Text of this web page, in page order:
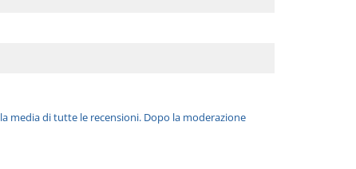
media di tutte le recensioni. Dopo la moderazione